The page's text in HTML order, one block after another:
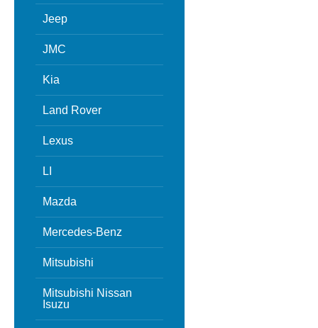
Jeep
JMC
Kia
Land Rover
Lexus
LI
Mazda
Mercedes-Benz
Mitsubishi
Mitsubishi Nissan
Isuzu